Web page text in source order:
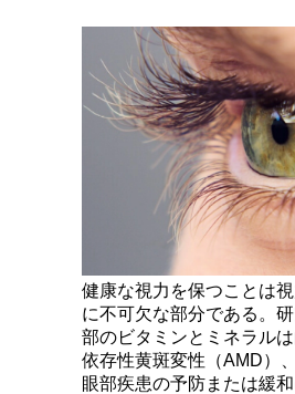
健康な視力を保つことは
に不可欠な部分である。
部のビタミンとミネラル
依存性黄斑変性（AMD）
眼部疾患の予防または緩